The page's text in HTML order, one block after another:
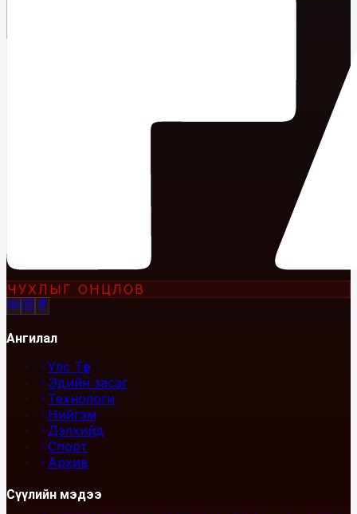
ЧУХЛЫГ ОНЦЛОВ
Ангилал
Улс Төр
Эдийн засаг
Технологи
Нийгэм
Дэлхийд
Спорт
Архив
Сүүлийн мэдээ